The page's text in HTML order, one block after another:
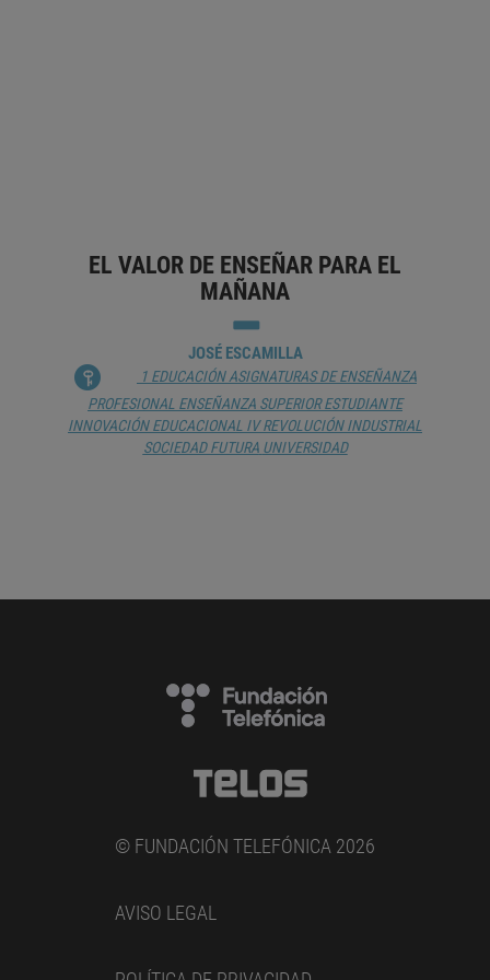
EL VALOR DE ENSEÑAR PARA EL
MAÑANA
JOSÉ ESCAMILLA
1 EDUCACIÓN ASIGNATURAS DE ENSEÑANZA
PROFESIONAL ENSEÑANZA SUPERIOR ESTUDIANTE
INNOVACIÓN EDUCACIONAL IV REVOLUCIÓN INDUSTRIAL
SOCIEDAD FUTURA UNIVERSIDAD
© FUNDACIÓN TELEFÓNICA 2026
AVISO LEGAL